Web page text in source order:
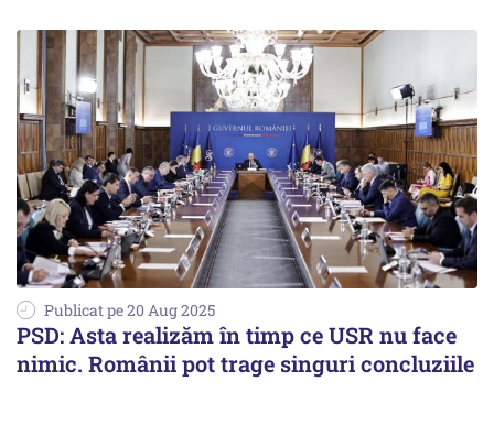
Publicat pe 20 Aug 2025
PSD: Asta realizăm în timp ce USR nu face
nimic. Românii pot trage singuri concluziile